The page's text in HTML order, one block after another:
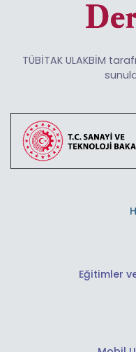
TÜBİTAK ULAKBİM
Eğitimler